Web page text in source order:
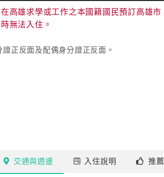
高雄求學或工作之本國籍國民預訂高雄市
無法入住。
正反面及配偶身分證正反面。
交通與週邊 入住說明 推薦